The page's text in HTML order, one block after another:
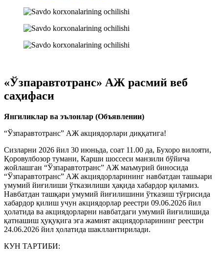
«Ўзпаравтотранс» АЖ расмий веб
саҳифаси
Янгиликлар ва эълонлар (Объявлении)
“Ўзпаравтотранс” АЖ акциядорлари диққатига!
Сизларни 2026 йил 30 июньда, соат 11.00 да, Бухоро вилояти,
Қоровулбозор тумани, Карши шоссеси манзили бўйича
жойлашган “Ўзпаравтотранс” АЖ маъмурий биносида
“Ўзпаравтотранс” АЖ акциядорларининг навбатдан ташыари
умумий йиғилиши ўтказилиши ҳақида хабардор қиламиз.
Навбатдан ташқари умумий йиғилишини ўтказиш тўғрисида
хабардор қилиш учун акциядорлар реестри 09.06.2026 йил
ҳолатида ва акциядорларни навбатдаги умумий йиғилишида
қатнашиш ҳуқуқига эга жамият акциядорларининг реестри
24.06.2026 йил ҳолатида шакллантирилади.
КУН ТАРТИБИ: